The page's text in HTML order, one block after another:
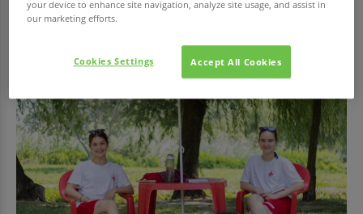
your device to enhance site navigation, analyze site usage, and assist in
our marketing efforts.
Accept All Cookies
Cookies Settings